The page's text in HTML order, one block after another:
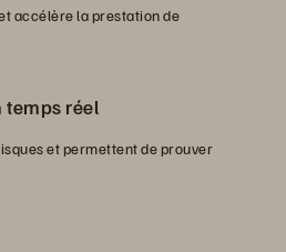
accélère la prestation de
temps réel
et permettent de prouver